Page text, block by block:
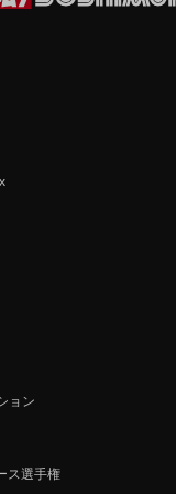
ョン
ス選手権